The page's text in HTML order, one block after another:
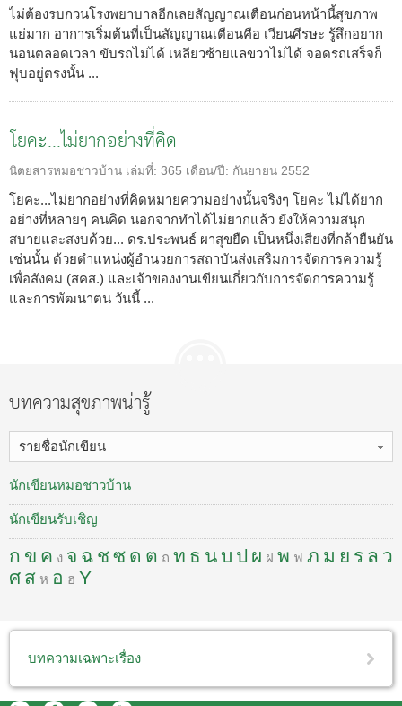
ไม่ต้องรบกวนโรงพยาบาลอีกเลยสัญญาณเตือนก่อนหน้านี้สุขภาพ
แย่มาก อาการเริ่มต้นที่เป็นสัญญาณเตือนคือ เวียนศีรษะ รู้สึกอยาก
นอนตลอดเวลา ขับรถไม่ได้ เหลียวซ้ายแลขวาไม่ได้ จอดรถเสร็จก็
ฟุบอยู่ตรงนั้น ...
โยคะ...ไม่ยากอย่างที่คิด
นิตยสารหมอชาวบ้าน เล่มที่: 365 เดือน/ปี: กันยายน 2552
โยคะ...ไม่ยากอย่างที่คิดหมายความอย่างนั้นจริงๆ โยคะ ไม่ได้ยาก
อย่างที่หลายๆ คนคิด นอกจากทำได้ไม่ยากแล้ว ยังให้ความสนุก
สบายและสงบด้วย... ดร.ประพนธ์ ผาสุขยืด เป็นหนึ่งเสียงที่กล้ายืนยัน
เช่นนั้น ด้วยตำแหน่งผู้อำนวยการสถาบันส่งเสริมการจัดการความรู้
เพื่อสังคม (สคส.) และเจ้าของงานเขียนเกี่ยวกับการจัดการความรู้
และการพัฒนาตน วันนี้ ...
บทความสุขภาพน่ารู้
รายชื่อนักเขียน
นักเขียนหมอชาวบ้าน
นักเขียนรับเชิญ
ก ข ค ง จ ฉ ชซ ด ต ถ ท ธ นบ ป ผ ฝ พ ฟ ภ ม ย ร ล ว
ศ ส ห อ ฮ Y
บทความเฉพาะเรื่อง